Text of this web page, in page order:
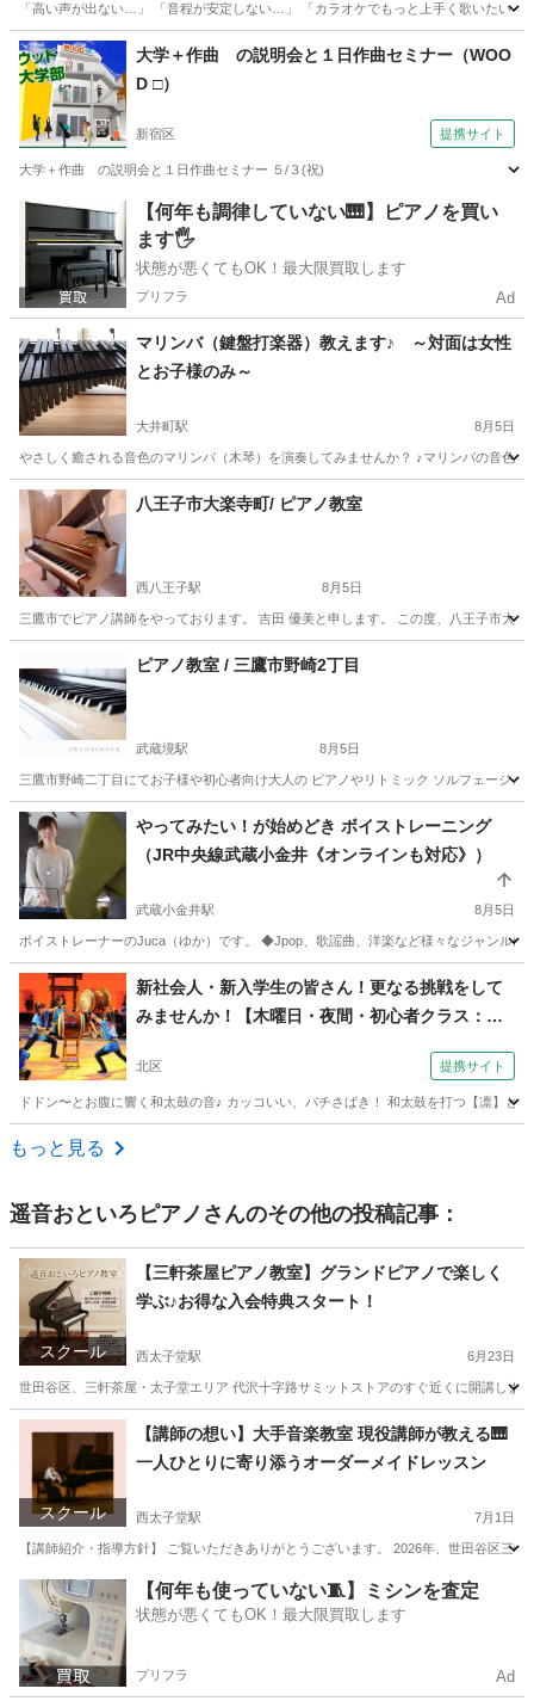
「高い声が出ない…」 「音程が安定しない…」 「カラオケでもっと上手く歌いたい
東京 墨田区 押上〈スカイツリー前〉駅 ボーカル レッスン
大学＋作曲 の説明会と１日作曲セミナー（WOO
D □）
新宿区 提携サイト
大学＋作曲 の説明会と１日作曲セミナー ５/３(祝)
東京 新宿区 その他
【何年も調律していない🎹】ピアノを買い
ます🖐️
状態が悪くてもOK！最大限買取します
プリフラ Ad
マリンバ（鍵盤打楽器）教えます♪ ～対面は女性
とお子様のみ～
大井町駅 8月5日
やさしく癒される音色のマリンバ（木琴）を演奏してみませんか？ ♪マリンバの音色
東京 品川区 大井町駅 その他 マリンバ
八王子市大楽寺町/ ピアノ教室
西八王子駅 8月5日
三鷹市でピアノ講師をやっております。 吉田 優美と申します。 この度、八王子市大
西八王子駅 ピアノ レッスン
ピアノ教室 / 三鷹市野崎2丁目
武蔵境駅 8月5日
三鷹市野崎二丁目にてお子様や初心者向け大人の ピアノやリトミック ソルフェージ
東京 三鷹市 武蔵境駅 音楽 音楽教室
やってみたい！が始めどき ボイストレーニング
（JR中央線武蔵小金井《オンラインも対応》）
武蔵小金井駅 8月5日
ボイストレーナーのJuca（ゆか）です。 ◆Jpop、歌謡曲、洋楽など様々なジャンル
東京 小金井市 武蔵小金井駅 ボーカル レッスン
新社会人・新入学生の皆さん！更なる挑戦をして
みませんか！【木曜日・夜間・初心者クラス：北
北区 提携サイト
ドドン〜とお腹に響く和太鼓の音♪ カッコいい、バチさばき！ 和太鼓を打つ【凛】
東京 北区
もっと見る
遥音おといろピアノ さんのその他の投稿記事：
スクール
【三軒茶屋ピアノ教室】グランドピアノで楽しく
学ぶ♪お得な入会特典スタート！
西太子堂駅 6月23日
世田谷区、三軒茶屋・太子堂エリア 代沢十字路サミットストアのすぐ近くに開講し
東京 世田谷区 西太子堂駅 ピアノ グランドピアノ
スクール
【講師の想い】大手音楽教室 現役講師が教える🎹
一人ひとりに寄り添うオーダーメイドレッスン
西太子堂駅 7月1日
【講師紹介・指導方針】 ご覧いただきありがとうございます。 2026年、世田谷区
東京 世田谷区 西太子堂駅 ピアノ プロフィール
【何年も使っていない🧵】ミシンを査定
状態が悪くてもOK！最大限買取します
プリフラ Ad